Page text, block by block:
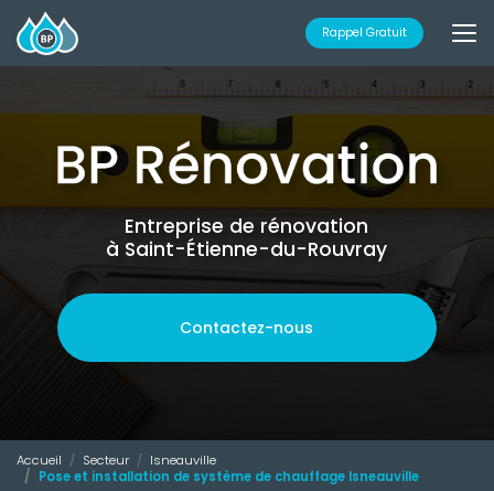
au
contenu
principal
Rappel Gratuit
Entreprise de rénovation
à Saint-Étienne-du-Rouvray
Contactez-nous
Accueil Secteur
Isneauville
Pose et installation de système de chauffage Isneauville